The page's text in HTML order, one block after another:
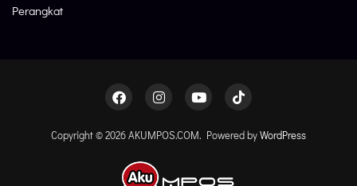
Perangkat
Copyright © 2026 AKUMPOS.COM. Powered byWordPress